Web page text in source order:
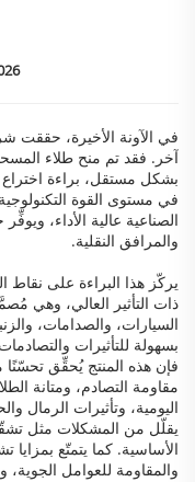
آخر. فقد تم منح طلاء
بشكل مستقل، براءة
في مستوى القوة
الصناعية عالية الأداء،
والمرافق النقلية.
يركّز هذا البراءة على
ذات التأثير العالي، وهي
السيارات، والصدامات،
بسهولة للتأثيرات
فإن هذه المنتج يُحقِّق
مقاومة التصادم، ومتانة
اليومية، وتأثيرات الرمال
يقلّل من المشكلات مثل
الأساسية. كما يتمتّع بمزايا
والمقاومة للعوامل الجوية،